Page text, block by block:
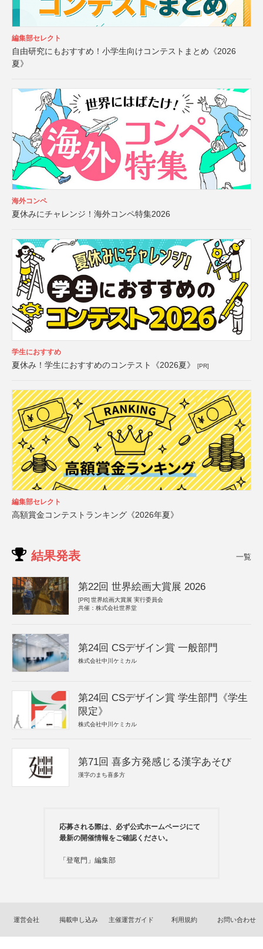
編集部セレクト
自由研究にもおすすめ！小学生向けコンテストまとめ《2026
夏》
海外コンペ
夏休みにチャレンジ！海外コンペ特集2026
学生におすすめ
夏休み！学生におすすめのコンテスト《2026夏》 [PR]
編集部セレクト
高額賞金コンテストランキング《2026年夏》
結果発表 一覧
第22回 世界絵画大賞展 2026
[PR] 世界絵画大賞展 実行委員会
共催：株式会社世界堂
第24回 CSデザイン賞 一般部門
株式会社中川ケミカル
第24回 CSデザイン賞 学生部門《学生
限定》
株式会社中川ケミカル
第71回 喜多方発感じる漢字あそび
漢字のまち喜多方
応募される際は、必ず公式ホームページにて
最新の開催情報をご確認ください。
「登竜門」編集部
運営会社 掲載申し込み 主催運営ガイド 利用規約 お問い合わせ